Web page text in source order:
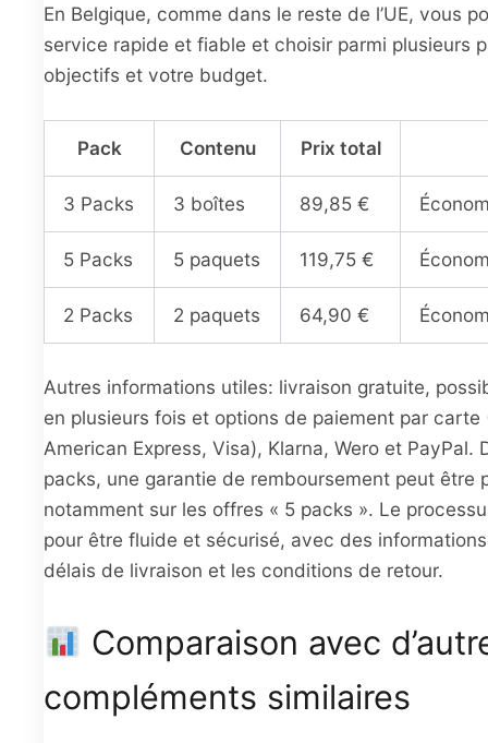
En Belgique, comme dans le reste de l’UE, vous
service rapide et fiable et choisir parmi plusieurs
objectifs et votre budget.
Pack Contenu Prix total
3 Packs 3 boîtes 89,85 €
5 Packs 5 paquets 119,75 €
2 Packs 2 paquets 64,90 €
Autres informations utiles: livraison gratuite,
en plusieurs fois et options de paiement par carte
American Express, Visa), Klarna, Wero et PayPal.
packs, une garantie de remboursement peut être
notamment sur les offres « 5 packs ». Le
pour être fluide et sécurisé, avec des
délais de livraison et les conditions de retour.
Comparaison avec
compléments similaires